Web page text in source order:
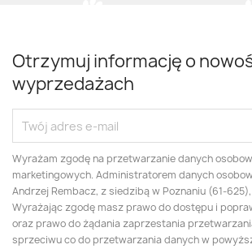
Otrzymuj informację o
wyprzedażach
Wyrażam zgodę na przetwarzanie danych
marketingowych. Administratorem danych
Andrzej Rembacz, z siedzibą w Poznaniu (61-625),
Wyrażając zgodę masz prawo do dostępu i
oraz prawo do żądania zaprzestania
sprzeciwu co do przetwarzania danych w